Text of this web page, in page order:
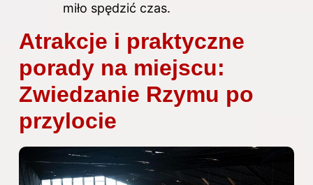
miło spędzić czas.
Atrakcje i praktyczne
porady na miejscu:
Zwiedzanie Rzymu po
przylocie